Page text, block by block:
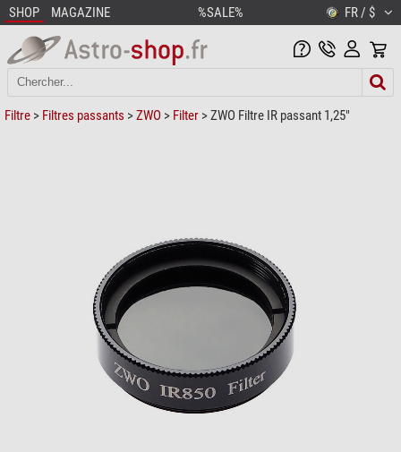
SHOP MAGAZINE %SALE% FR / $
Filtre > Filtres passants >ZWO > Filter > ZWO Filtre IR passant 1,25"